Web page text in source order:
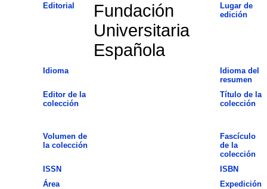
Editorial
Fundación
Universitaria
Española
Lugar de
edición
Idioma
Idioma del
resumen
Editor de la
colección
Título de la
colección
Volumen de
la colección
Fascículo
de la
colección
ISSN
ISBN
Área
Expedición